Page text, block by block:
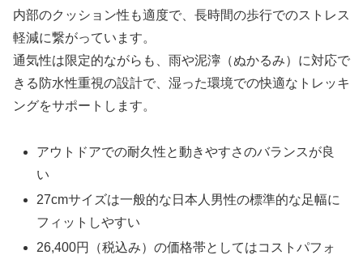
内部のクッション性も適度で、長時間の歩行でのストレス
軽減に繋がっています。
通気性は限定的ながらも、雨や泥濘（ぬかるみ）に対応で
きる防水性重視の設計で、湿った環境での快適なトレッキ
ングをサポートします。
アウトドアでの耐久性と動きやすさのバランスが良
い
27cmサイズは一般的な日本人男性の標準的な足幅に
フィットしやすい
26,400円（税込み）の価格帯としてはコストパフォ